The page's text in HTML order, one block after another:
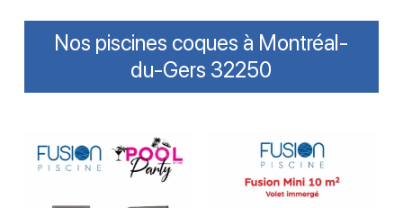
Nos piscines coques à Montréal-
du-Gers 32250